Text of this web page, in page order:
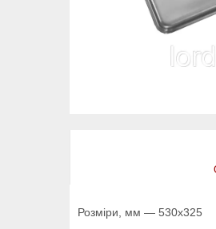
Розміри, мм — 530x325